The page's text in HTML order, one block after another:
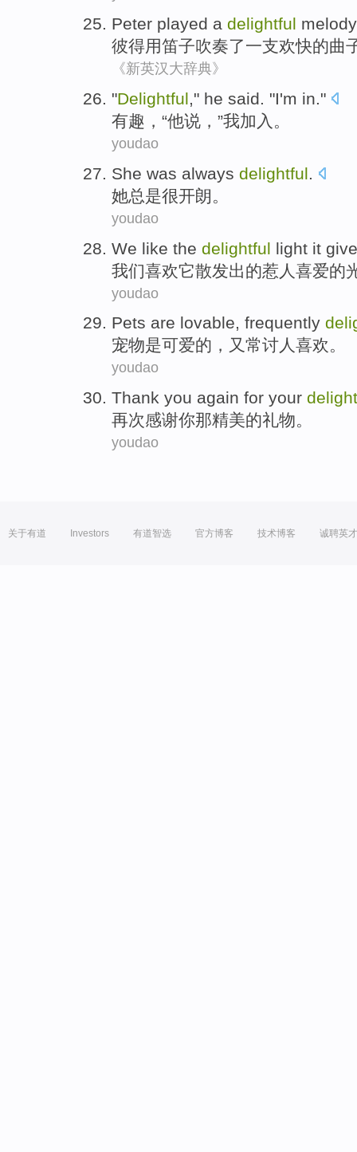
Peter played a delightful melody
彼得用笛子吹奏了一支欢快的曲
《新英汉大辞典》
"Delightful," he said. "I'm in."
有趣 ，“他说 ，”我加入。
youdao
She was always delightful.
她总是很开朗。
youdao
We like the delightful light it
我们喜欢它散发出的惹人喜爱的
youdao
Pets are lovable, frequently
宠物是可爱的 ， 又常讨人喜欢。
youdao
Thank you again for your
再次感谢你那精美的礼物。
youdao
关于有道 Investors 有道智选 官方博客 技术博客 诚聘英才